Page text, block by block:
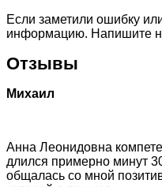
Если заметили ошибку
информацию. Напишите
Отзывы
Михаил
Анна Леонидовна
длился примерно минут
общалась со мной